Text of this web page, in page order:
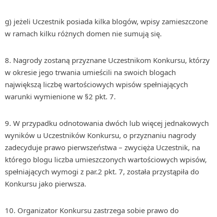
g) jeżeli Uczestnik posiada kilka blogów, wpisy zamieszczone
w ramach kilku różnych domen nie sumują się.
8. Nagrody zostaną przyznane Uczestnikom Konkursu, którzy
w okresie jego trwania umieścili na swoich blogach
największą liczbę wartościowych wpisów spełniających
warunki wymienione w §2 pkt. 7.
9. W przypadku odnotowania dwóch lub więcej jednakowych
wyników u Uczestników Konkursu, o przyznaniu nagrody
zadecyduje prawo pierwszeństwa – zwycięża Uczestnik, na
którego blogu liczba umieszczonych wartościowych wpisów,
spełniających wymogi z par.2 pkt. 7, została przystąpiła do
Konkursu jako pierwsza.
10. Organizator Konkursu zastrzega sobie prawo do